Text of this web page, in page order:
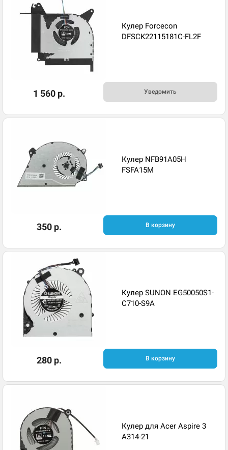
Кулер Forcecon
DFSCK22115181C-FL2F
1 560 р. Уведомить
Кулер NFB91A05H
FSFA15M
350 р. В корзину
Кулер SUNON EG50050S1-
C710-S9A
280 р. В корзину
Кулер для Acer Aspire 3
A314-21